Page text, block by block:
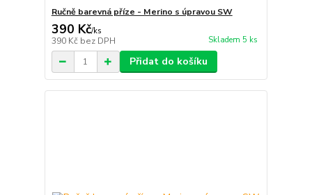
Ručně barevná příze - Merino s úpravou SW
390 Kč/ks
390 Kč bez DPH Skladem 5 ks
Přidat do košíku